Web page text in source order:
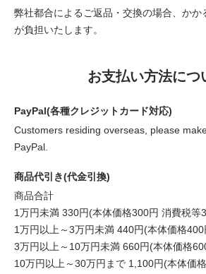
弊社都合によるご返品・交換の場合、かか
が負担いたします。
お支払い方法につ
PayPal(各種クレジットカード対応)
Customers residing overseas, please
PayPal.
商品代引き(代金引換)
商品合計
1万円未満 330円(本体価格300円 消費税等
1万円以上～3万円未満 440円(本体価格
3万円以上～10万円未満 660円(本体価格
10万円以上～30万円まで 1,100円(本体価